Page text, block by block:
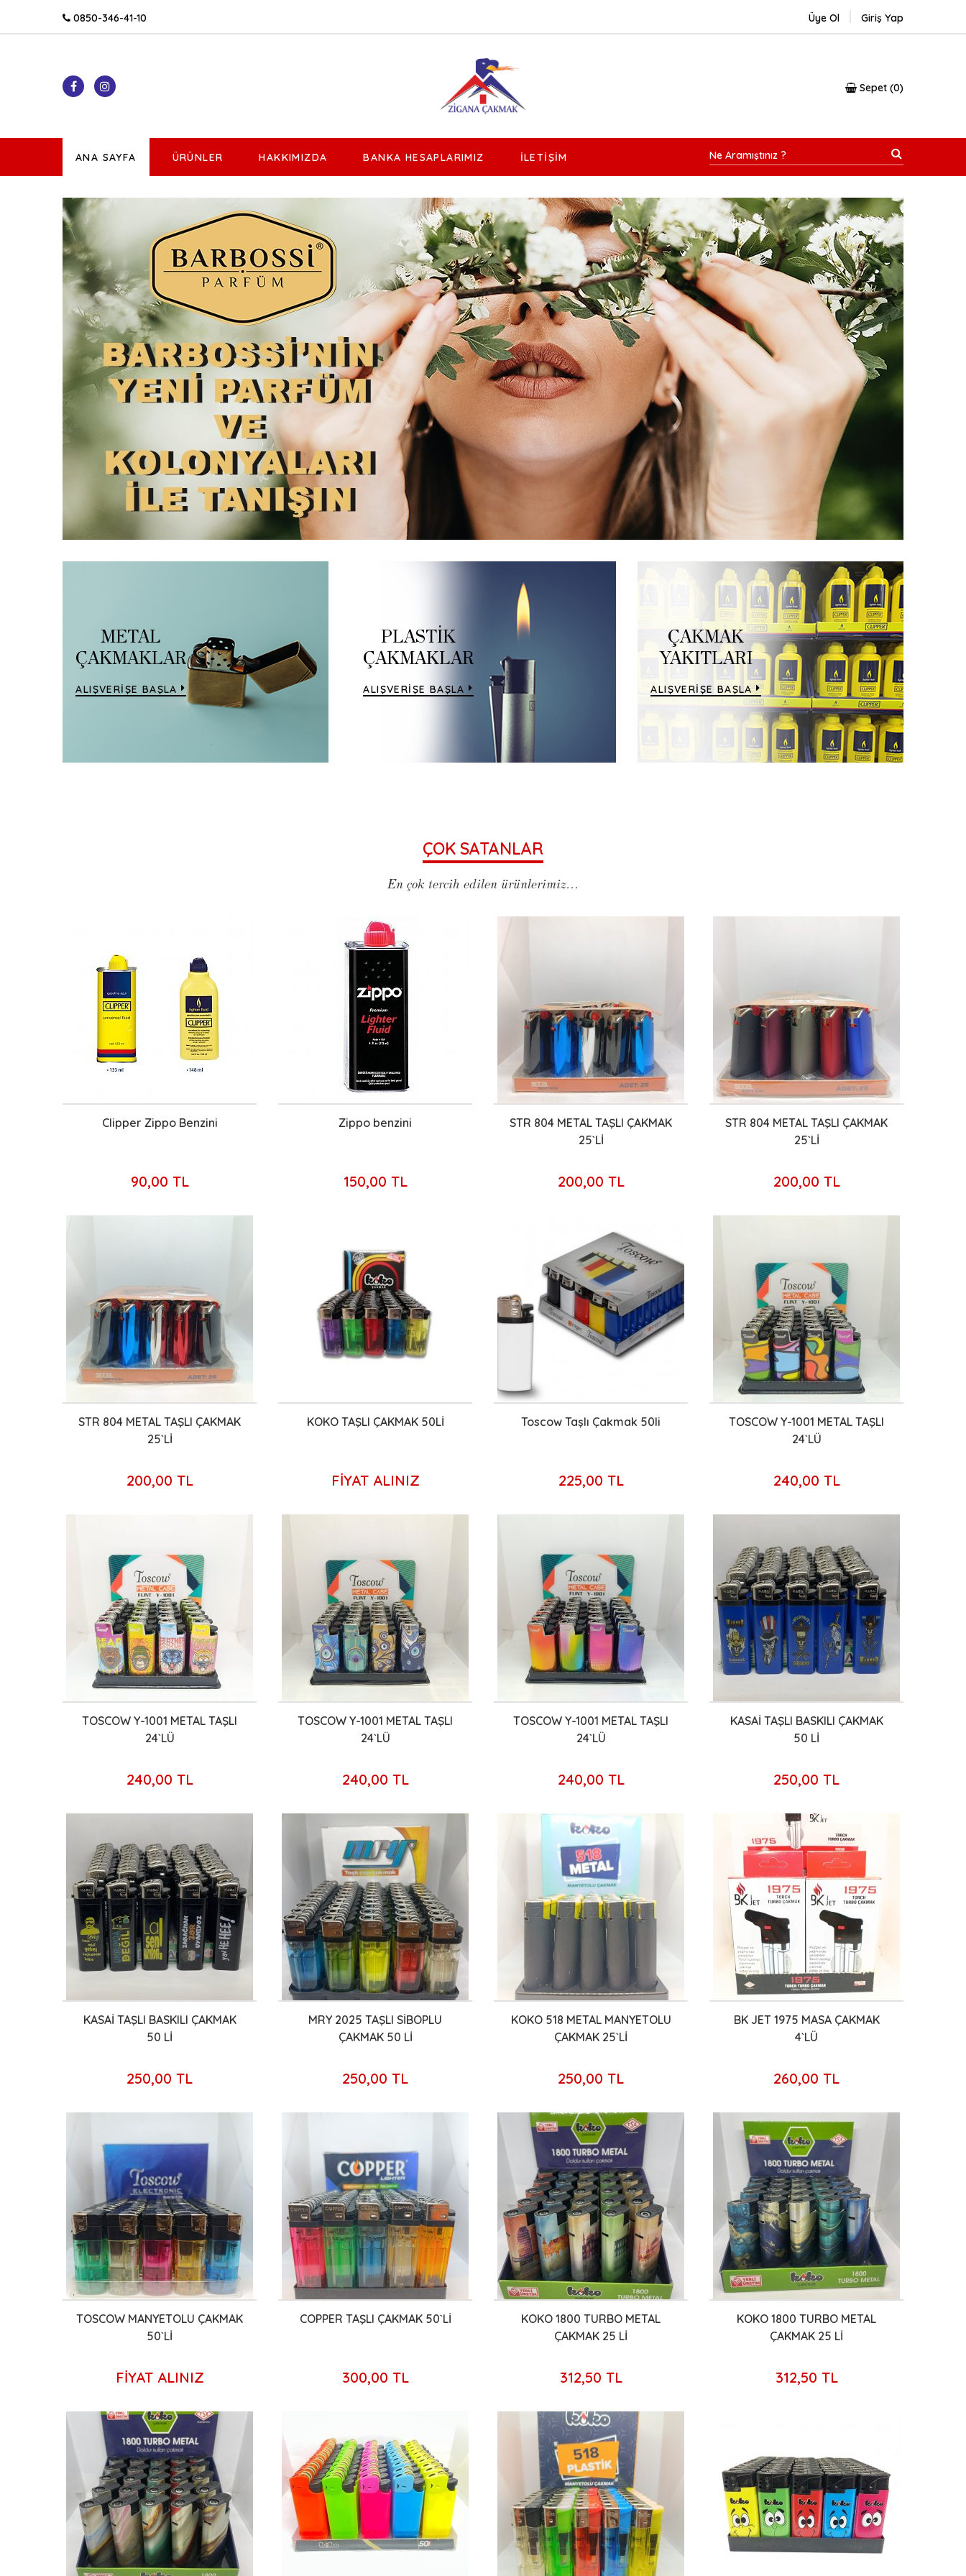
0850-346-41-10 Üye Ol Giriş Yap
Sepet 0
ANA SAYFA ÜRÜNLER HAKKIMIZDA BANKA HESAPLARIMIZ İLETIŞIM
METAL
ÇAKMAKLAR
ALIŞVERİŞE BAŞLA
PLASTİK
ÇAKMAKLAR
ALIŞVERİŞE BAŞLA
ÇAKMAK
YAKITLARI
ALIŞVERİŞE BAŞLA
ÇOK SATANLAR
En çok tercih edilen ürünlerimiz...
Clipper Zippo Benzini
90,00 TL
Zippo benzini
150,00 TL
STR 804 METAL TAŞLI ÇAKMAK
25`Lİ
200,00 TL
STR 804 METAL TAŞLI ÇAKMAK
25`Lİ
200,00 TL
STR 804 METAL TAŞLI ÇAKMAK
25`Lİ
200,00 TL
KOKO TAŞLI ÇAKMAK 50Lİ
FİYAT ALINIZ
Toscow Taşlı Çakmak 50li
225,00 TL
TOSCOW Y-1001 METAL TAŞLI
24`LÜ
240,00 TL
TOSCOW Y-1001 METAL TAŞLI
24`LÜ
240,00 TL
TOSCOW Y-1001 METAL TAŞLI
24`LÜ
240,00 TL
TOSCOW Y-1001 METAL TAŞLI
24`LÜ
240,00 TL
KASAİ TAŞLI BASKILI ÇAKMAK
50 Lİ
250,00 TL
KASAİ TAŞLI BASKILI ÇAKMAK
50 Lİ
250,00 TL
MRY 2025 TAŞLI SİBOPLU
ÇAKMAK 50 Lİ
250,00 TL
KOKO 518 METAL MANYETOLU
ÇAKMAK 25`Lİ
250,00 TL
BK JET 1975 MASA ÇAKMAK
4`LÜ
260,00 TL
TOSCOW MANYETOLU ÇAKMAK
50`Lİ
FİYAT ALINIZ
COPPER TAŞLI ÇAKMAK 50`Lİ
300,00 TL
KOKO 1800 TURBO METAL
ÇAKMAK 25 Lİ
312,50 TL
KOKO 1800 TURBO METAL
ÇAKMAK 25 Lİ
312,50 TL